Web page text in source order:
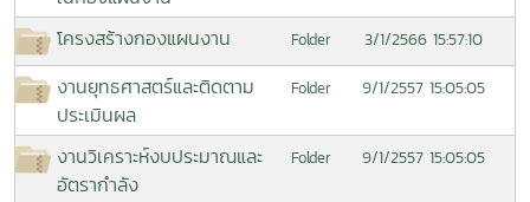
โครงสร้างกองแผนงาน Folder 3/1/2566 15:57:10
งานยุทธศาสตร์และติดตาม
ประเมินผล
Folder 9/1/2557 15:05:05
งานวิเคราะห์งบประมาณและ
อัตรากำลัง
Folder 9/1/2557 15:05:05